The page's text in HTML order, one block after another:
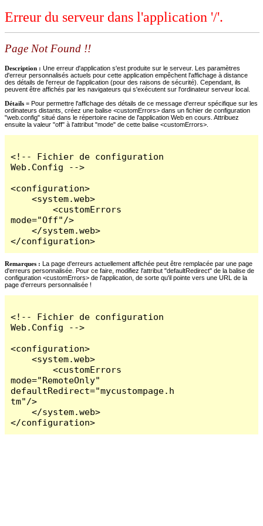
Erreur du serveur dans l'application '/'.
Page Not Found !!
Description : Une erreur d'application s'est produite sur le serveur. Les paramètres
d'erreur personnalisés actuels pour cette application empêchent l'affichage à distance
des détails de l'erreur de l'application (pour des raisons de sécurité). Cependant, ils
peuvent être affichés par les navigateurs qui s'exécutent sur l'ordinateur serveur local.
Détails = Pour permettre l'affichage des détails de ce message d'erreur spécifique sur les
ordinateurs distants, créez une balise <customErrors> dans un fichier de configuration
"web.config" situé dans le répertoire racine de l'application Web en cours. Attribuez
ensuite la valeur "off" à l'attribut "mode" de cette balise <customErrors>.
<!-- Fichier de configuration
Web.Config -->
<configuration>
    <system.web>
        <customErrors
mode="Off"/>
    </system.web>
</configuration>
Remarques : La page d'erreurs actuellement affichée peut être remplacée par une page
d'erreurs personnalisée. Pour ce faire, modifiez l'attribut "defaultRedirect" de la balise de
configuration <customErrors> de l'application, de sorte qu'il pointe vers une URL de la
page d'erreurs personnalisée !
<!-- Fichier de configuration
Web.Config -->
<configuration>
    <system.web>
        <customErrors
mode="RemoteOnly"
defaultRedirect="mycustompage.h
tm"/>
    </system.web>
</configuration>